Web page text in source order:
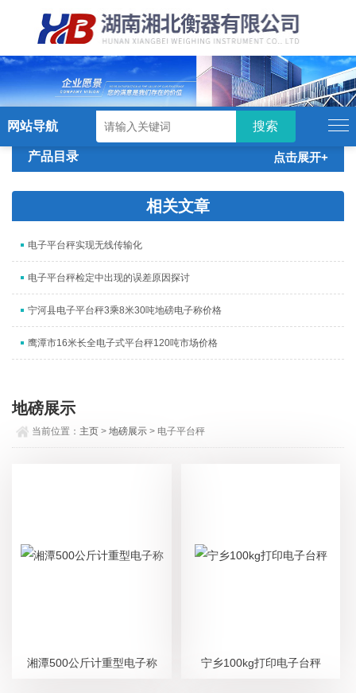
硬汉视频,硬汉视频app下载,硬汉视频ios
下载苹果版,硬汉视频app安卓破解版
网站导航
产品目录 点击展开+
相关文章
电子平台秤实现无线传输化
电子平台秤检定中出现的误差原因探讨
宁河县电子平台秤3乘8米30吨地磅电子称价格
鹰潭市16米长全电子式平台秤120吨市场价格
地磅展示
当前位置： 主页 >地磅展示 > 电子平台秤
湘潭500公斤计重型电子称 宁乡100kg打印电子台秤